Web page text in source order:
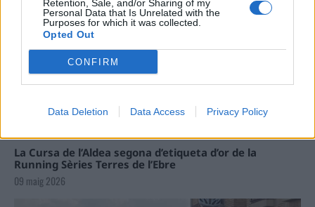
Retention, Sale, and/or Sharing of my
Personal Data that Is Unrelated with the
Purposes for which it was collected.
Opted Out
CONFIRM
Data Deletion Data Access Privacy Policy
La Cursa de l’Aldea segona d’etiqueta d’or de la
Running Sèries Terres de l’Ebre
09 maig 2026